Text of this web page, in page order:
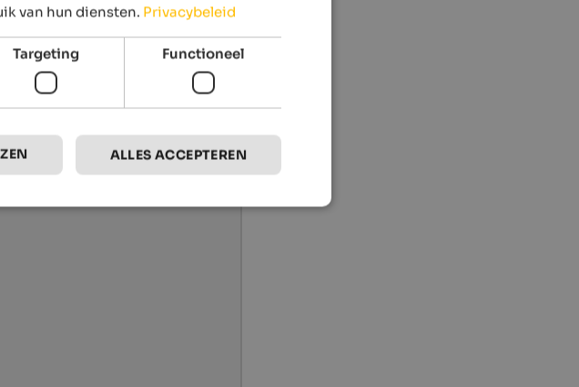
van hun diensten. Privacybeleid
Targeting Functioneel
ALLES ACCEPTEREN